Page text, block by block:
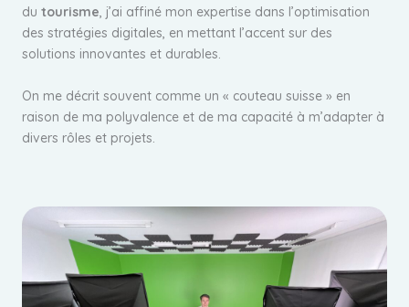
du tourisme, j’ai affiné mon expertise dans l’optimisation
des stratégies digitales, en mettant l’accent sur des
solutions innovantes et durables.
On me décrit souvent comme un « couteau suisse » en
raison de ma polyvalence et de ma capacité à m’adapter à
divers rôles et projets.